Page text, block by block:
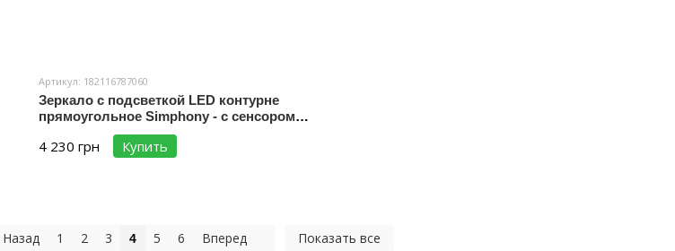
Артикул: 182116787060
Зеркало с подсветкой LED контурне
прямоугольное Simphony - с сенсором
4 230 грн Купить
Назад 1 2 3 4 5 6 Вперед Показать все